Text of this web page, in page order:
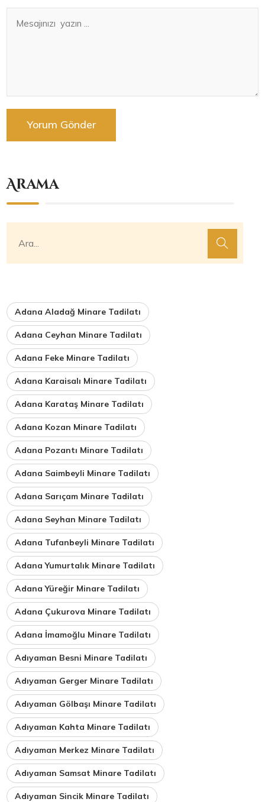
Arama
Adana Aladağ Minare Tadilatı
Adana Ceyhan Minare Tadilatı
Adana Feke Minare Tadilatı
Adana Karaisalı Minare Tadilatı
Adana Karataş Minare Tadilatı
Adana Kozan Minare Tadilatı
Adana Pozantı Minare Tadilatı
Adana Saimbeyli Minare Tadilatı
Adana Sarıçam Minare Tadilatı
Adana Seyhan Minare Tadilatı
Adana Tufanbeyli Minare Tadilatı
Adana Yumurtalık Minare Tadilatı
Adana Yüreğir Minare Tadilatı
Adana Çukurova Minare Tadilatı
Adana İmamoğlu Minare Tadilatı
Adıyaman Besni Minare Tadilatı
Adıyaman Gerger Minare Tadilatı
Adıyaman Gölbaşı Minare Tadilatı
Adıyaman Kahta Minare Tadilatı
Adıyaman Merkez Minare Tadilatı
Adıyaman Samsat Minare Tadilatı
Adıyaman Sincik Minare Tadilatı